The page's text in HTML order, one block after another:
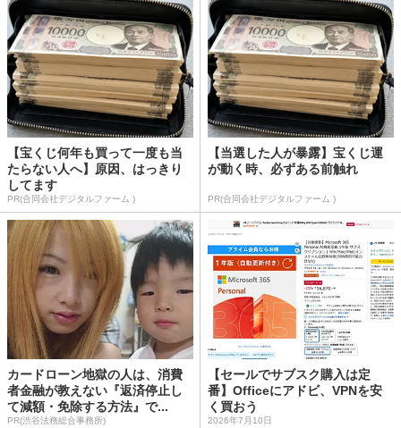
【宝くじ何年も買って一度も当
たらない人へ】原因、はっきり
してます
PR(合同会社デジタルファーム )
【当選した人が暴露】宝くじ運
が動く時、必ずある前触れ
PR(合同会社デジタルファーム )
カードローン地獄の人は、消費
者金融が教えない『返済停止し
て減額・免除する方法』で...
PR(渋谷法務総合事務所)
【セールでサブスク購入は定
番】Officeにアドビ、VPNを安
く買おう
2026年7月10日